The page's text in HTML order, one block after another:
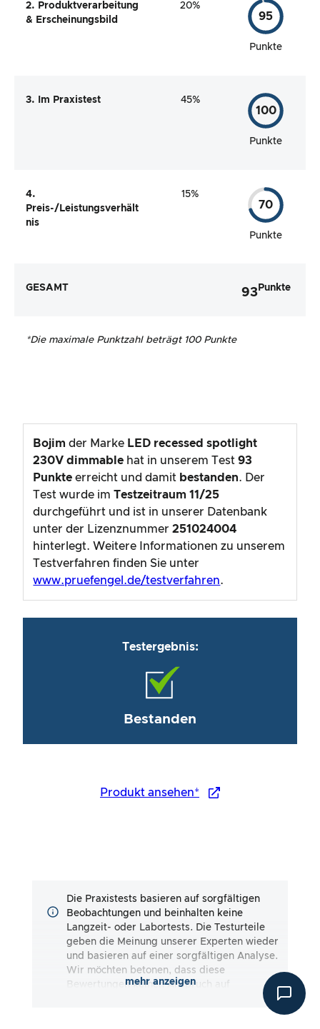
2. Produktverarbeitung
& Erscheinungsbild
20%
95
Punkte
3. Im Praxistest 45%
100
Punkte
4.
Preis-/Leistungsverhält
nis
15%
70
Punkte
GESAMT 93 Punkte
*Die maximale Punktzahl beträgt 100 Punkte
Bojim der Marke LED recessed spotlight
230V dimmable hat in unserem Test 93
Punkteerreicht und damit bestanden. Der
Test wurde imTestzeitraum11/25
durchgeführt und ist in unserer Datenbank
unter der Lizenznummer251024004
hinterlegt. Weitere Informationen zu unserem
Testverfahren finden Sie unter
www.pruefengel.de/testverfahren.
Testergebnis:
Bestanden
Produkt ansehen*
Die Praxistests basieren auf sorgfältigen
Beobachtungen und beinhalten keine
Langzeit- oder Labortests. Die Testurteile
geben die Meinung unserer Experten wieder
und basieren auf einer sorgfältigen Analyse.
Wir möchten betonen, dass diese
Bewertungen keinen Anspruch auf
mehr anzeigen